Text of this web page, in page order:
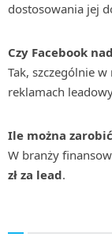
dostosowania jej
Czy Facebook
Tak, szczególnie
reklamach
Ile można
W branży
zł za lead.